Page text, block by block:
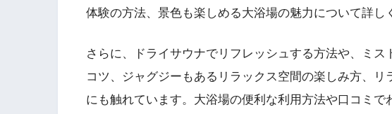
体験の方法、景色も楽しめる大浴場の魅力について詳し
さらに、ドライサウナでリフレッシュする方法や、ミ
コツ、ジャグジーもあるリラックス空間の楽しみ方、リ
にも触れています。大浴場の便利な利用方法や口コミ